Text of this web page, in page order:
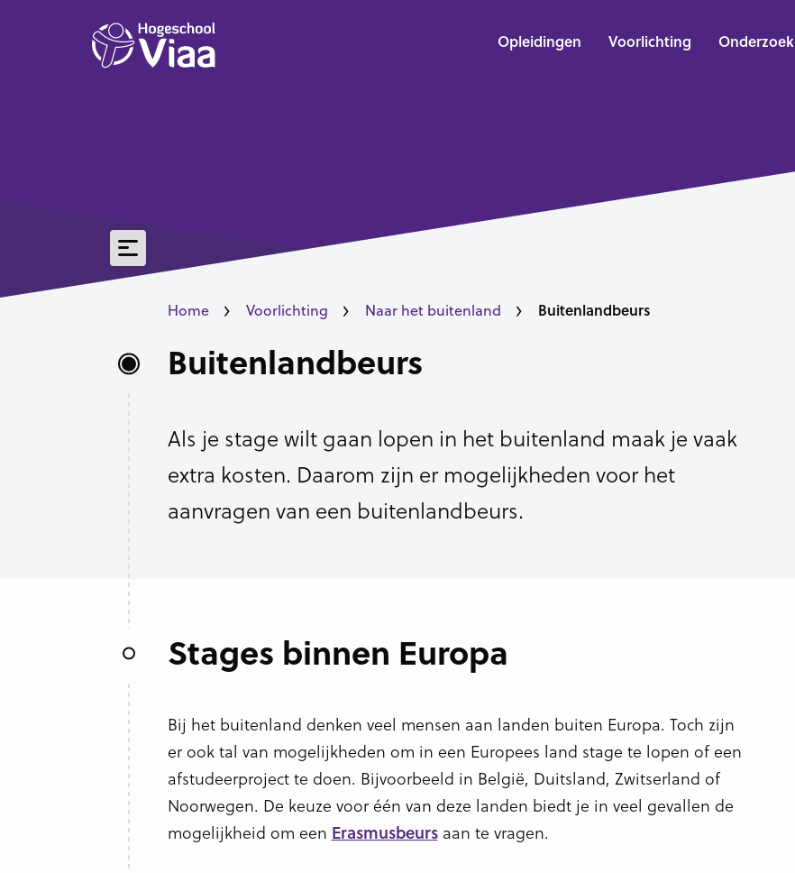
Opleidingen Voorlichting Onderzoek
Home Voorlichting Naar het buitenland Buitenlandbeurs
Buitenlandbeurs
Als je stage wilt gaan lopen in het buitenland maak je vaak
extra kosten. Daarom zijn er mogelijkheden voor het
aanvragen van een buitenlandbeurs.
Stages binnen Europa
Bij het buitenland denken veel mensen aan landen buiten Europa. Toch zijn
er ook tal van mogelijkheden om in een Europees land stage te lopen of een
afstudeerproject te doen. Bijvoorbeeld in België, Duitsland, Zwitserland of
Noorwegen. De keuze voor één van deze landen biedt je in veel gevallen de
mogelijkheid om een Erasmusbeursaan te vragen.